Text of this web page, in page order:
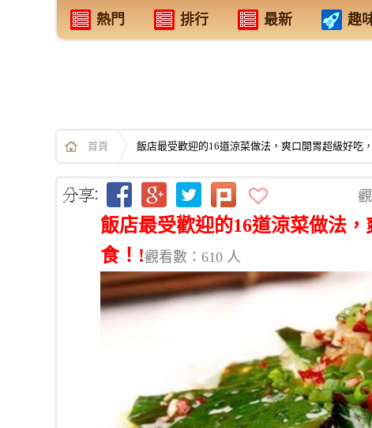
熱門 排行 最新 趣
首頁 飯店最受歡迎的16道涼菜做法，爽口開胃超級好吃
飯店最受歡迎的16道涼菜做法
食！!觀看數：610 人